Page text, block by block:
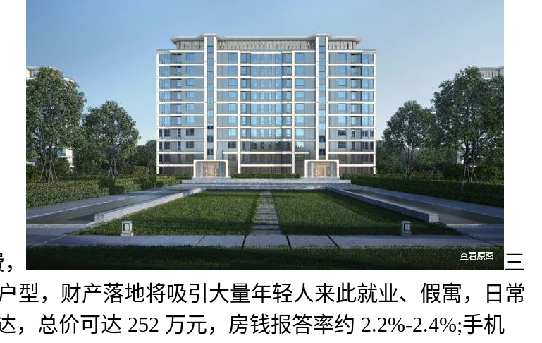
三
型，财产落地将吸引大量年轻人来此就业、假寓，日常
总价可达 252 万元，房钱报答率约 2.2%-2.4%;手机